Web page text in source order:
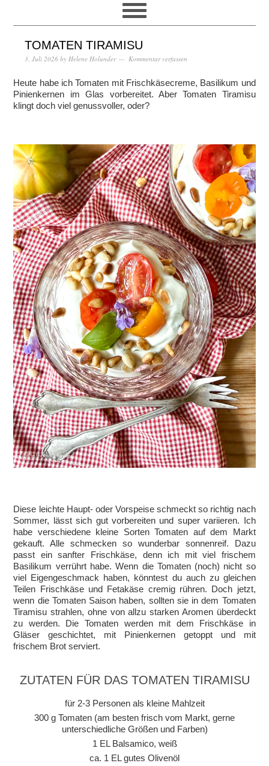
TOMATEN TIRAMISU
3. Juli 2026 by Helene Holunder Kommentar verfassen
Heute habe ich Tomaten mit Frischkäsecreme, Basilikum und
Pinienkernen im Glas vorbereitet. Aber Tomaten Tiramisu
klingt doch viel genussvoller, oder?
Diese leichte Haupt- oder Vorspeise schmeckt so richtig nach
Sommer, lässt sich gut vorbereiten und super variieren. Ich
habe verschiedene kleine Sorten Tomaten auf dem Markt
gekauft. Alle schmecken so wunderbar sonnenreif. Dazu
passt ein sanfter Frischkäse, denn ich mit viel frischem
Basilikum verrührt habe. Wenn die Tomaten (noch) nicht so
viel Eigengeschmack haben, könntest du auch zu gleichen
Teilen Frischkäse und Fetakäse cremig rühren. Doch jetzt,
wenn die Tomaten Saison haben, sollten sie in dem Tomaten
Tiramisu strahlen, ohne von allzu starken Aromen überdeckt
zu werden. Die Tomaten werden mit dem Frischkäse in
Gläser geschichtet, mit Pinienkernen getoppt und mit
frischem Brot serviert.
ZUTATEN FÜR DAS TOMATEN TIRAMISU
für 2-3 Personen als kleine Mahlzeit
300 g Tomaten (am besten frisch vom Markt, gerne
unterschiedliche Größen und Farben)
1 EL Balsamico, weiß
ca. 1 EL gutes Olivenöl